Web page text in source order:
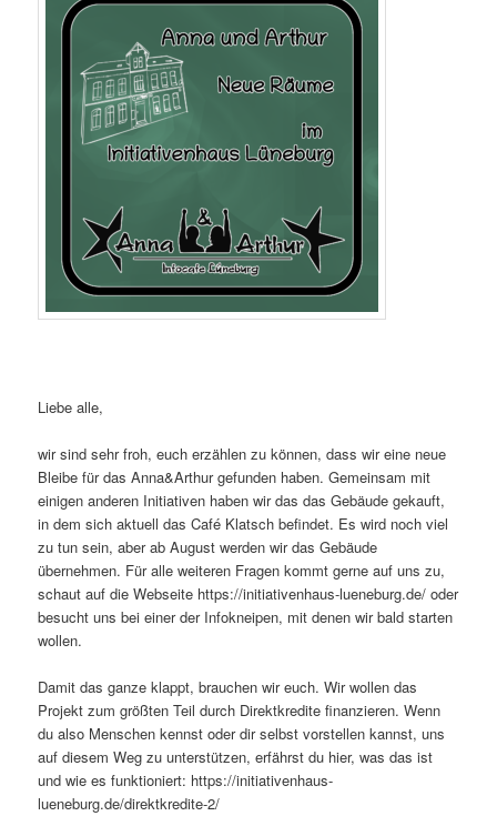
Liebe alle,
wir sind sehr froh, euch erzählen zu können, dass wir eine neue
Bleibe für das Anna&Arthur gefunden haben. Gemeinsam mit
einigen anderen Initiativen haben wir das das Gebäude gekauft,
in dem sich aktuell das Café Klatsch befindet. Es wird noch viel
zu tun sein, aber ab August werden wir das Gebäude
übernehmen. Für alle weiteren Fragen kommt gerne auf uns zu,
schaut auf die Webseite https://initiativenhaus-lueneburg.de/ oder
besucht uns bei einer der Infokneipen, mit denen wir bald starten
wollen.
Damit das ganze klappt, brauchen wir euch. Wir wollen das
Projekt zum größten Teil durch Direktkredite finanzieren. Wenn
du also Menschen kennst oder dir selbst vorstellen kannst, uns
auf diesem Weg zu unterstützen, erfährst du hier, was das ist
und wie es funktioniert: https://initiativenhaus-
lueneburg.de/direktkredite-2/